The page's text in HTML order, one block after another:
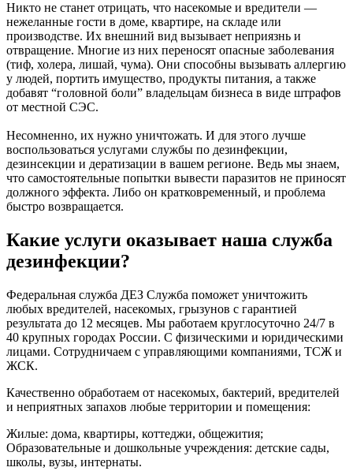
Никто не станет отрицать, что насекомые и вредители —
нежеланные гости в доме, квартире, на складе или
производстве. Их внешний вид вызывает неприязнь и
отвращение. Многие из них переносят опасные заболевания
(тиф, холера, лишай, чума). Они способны вызывать аллергию
у людей, портить имущество, продукты питания, а также
добавят “головной боли” владельцам бизнеса в виде штрафов
от местной СЭС.
Несомненно, их нужно уничтожать. И для этого лучше
воспользоваться услугами службы по дезинфекции,
дезинсекции и дератизации в вашем регионе. Ведь мы знаем,
что самостоятельные попытки вывести паразитов не приносят
должного эффекта. Либо он кратковременный, и проблема
быстро возвращается.
Какие услуги оказывает наша служба
дезинфекции?
Федеральная служба ДЕЗ Служба поможет уничтожить
любых вредителей, насекомых, грызунов с гарантией
результата до 12 месяцев. Мы работаем круглосуточно 24/7 в
40 крупных городах России. С физическими и юридическими
лицами. Сотрудничаем с управляющими компаниями, ТСЖ и
ЖСК.
Качественно обработаем от насекомых, бактерий, вредителей
и неприятных запахов любые территории и помещения:
Жилые: дома, квартиры, коттеджи, общежития;
Образовательные и дошкольные учреждения: детские сады,
школы, вузы, интернаты.